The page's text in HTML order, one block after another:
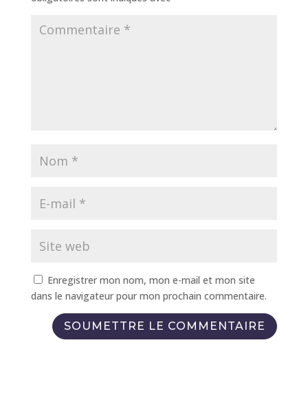
Enregistrer mon nom, mon e-mail et mon site
dans le navigateur pour mon prochain commentaire.
SOUMETTRE LE COMMENTAIRE